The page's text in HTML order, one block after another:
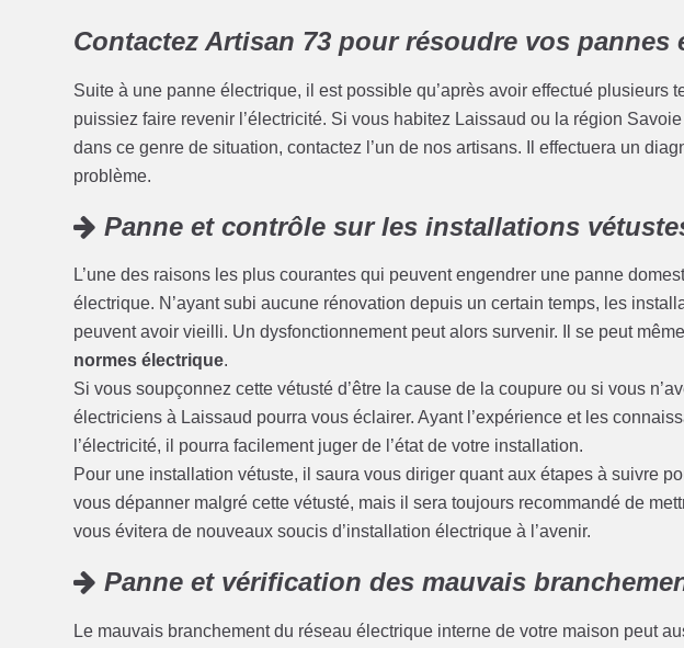
Contactez Artisan 73 pour résoudre vos pannes
Suite à une panne électrique, il est possible qu’après avoir effectué plusieurs
puissiez faire revenir l’électricité. Si vous habitez Laissaud ou la région
dans ce genre de situation, contactez l’un de nos artisans. Il effectuera un
problème.
Panne et contrôle sur les installations
L’une des raisons les plus courantes qui peuvent engendrer une panne
électrique. N’ayant subi aucune rénovation depuis un certain temps, les
peuvent avoir vieilli. Un dysfonctionnement peut alors survenir. Il se peut
normes électrique.
Si vous soupçonnez cette vétusté d’être la cause de la coupure ou si vous
électriciens à Laissaud pourra vous éclairer. Ayant l’expérience et les
l’électricité, il pourra facilement juger de l’état de votre installation.
Pour une installation vétuste, il saura vous diriger quant aux étapes à suivre
vous dépanner malgré cette vétusté, mais il sera toujours recommandé de
vous évitera de nouveaux soucis d’installation électrique à l’avenir.
Panne et vérification des mauvais
Le mauvais branchement du réseau électrique interne de votre maison peut